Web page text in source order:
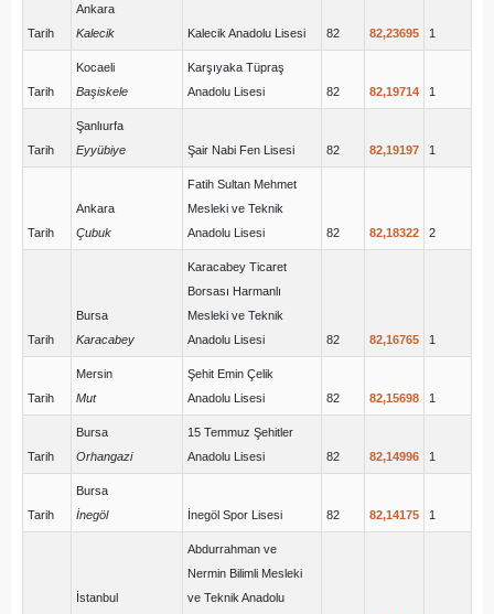
Tarih
Ankara
Kalecik
Kalecik Anadolu Lisesi 82 82,23695 1
Tarih
Kocaeli
Başiskele
Karşıyaka Tüpraş
Anadolu Lisesi
82 82,19714 1
Tarih
Şanlıurfa
Eyyübiye
Şair Nabi Fen Lisesi 82 82,19197 1
Tarih
Ankara
Çubuk
Fatih Sultan Mehmet
Mesleki ve Teknik
Anadolu Lisesi
82 82,18322 2
Tarih
Bursa
Karacabey
Karacabey Ticaret
Borsası Harmanlı
Mesleki ve Teknik
Anadolu Lisesi
82 82,16765 1
Tarih
Mersin
Mut
Şehit Emin Çelik
Anadolu Lisesi
82 82,15698 1
Tarih
Bursa
Orhangazi
15 Temmuz Şehitler
Anadolu Lisesi
82 82,14996 1
Tarih
Bursa
İnegöl
İnegöl Spor Lisesi 82 82,14175 1
İstanbul
Abdurrahman ve
Nermin Bilimli Mesleki
ve Teknik Anadolu